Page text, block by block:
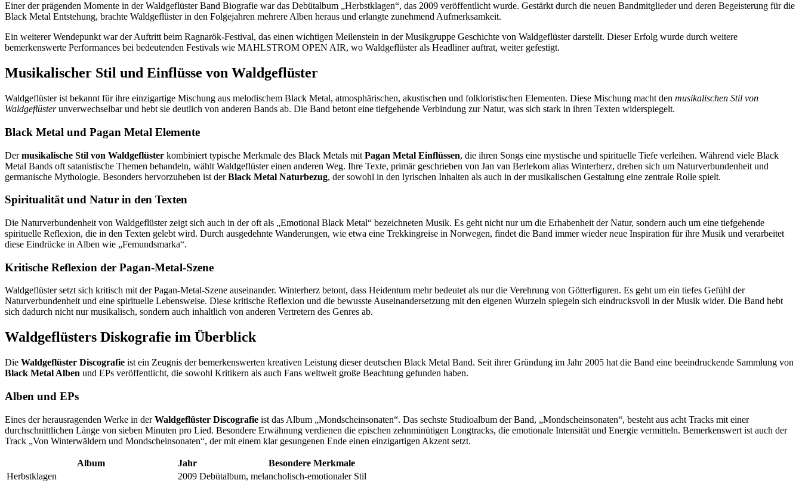
Einer der prägenden Momente in der Waldgeflüster Band Biografie war das Debütalbum „Herbstklagen“, das 2009 veröffentlicht wurde. Gestärkt durch die neuen Bandmitglieder und deren Begeisterung für die
Black Metal Entstehung, brachte Waldgeflüster in den Folgejahren mehrere Alben heraus und erlangte zunehmend Aufmerksamkeit.
Ein weiterer Wendepunkt war der Auftritt beim Ragnarök-Festival, das einen wichtigen Meilenstein in der Musikgruppe Geschichte von Waldgeflüster darstellt. Dieser Erfolg wurde durch weitere
bemerkenswerte Performances bei bedeutenden Festivals wie MAHLSTROM OPEN AIR, wo Waldgeflüster als Headliner auftrat, weiter gefestigt.
Musikalischer Stil und Einflüsse von Waldgeflüster
Waldgeflüster ist bekannt für ihre einzigartige Mischung aus melodischem Black Metal, atmosphärischen, akustischen und folkloristischen Elementen. Diese Mischung macht den musikalischen Stil von
Waldgeflüsterunverwechselbar und hebt sie deutlich von anderen Bands ab. Die Band betont eine tiefgehende Verbindung zur Natur, was sich stark in ihren Texten widerspiegelt.
Black Metal und Pagan Metal Elemente
Dermusikalische Stil von Waldgeflüster kombiniert typische Merkmale des Black Metals mit Pagan Metal Einflüssen, die ihren Songs eine mystische und spirituelle Tiefe verleihen. Während viele Black
Metal Bands oft satanistische Themen behandeln, wählt Waldgeflüster einen anderen Weg. Ihre Texte, primär geschrieben von Jan van Berlekom alias Winterherz, drehen sich um Naturverbundenheit und
germanische Mythologie. Besonders hervorzuheben ist derBlack Metal Naturbezug, der sowohl in den lyrischen Inhalten als auch in der musikalischen Gestaltung eine zentrale Rolle spielt.
Spiritualität und Natur in den Texten
Die Naturverbundenheit von Waldgeflüster zeigt sich auch in der oft als „Emotional Black Metal“ bezeichneten Musik. Es geht nicht nur um die Erhabenheit der Natur, sondern auch um eine tiefgehende
spirituelle Reflexion, die in den Texten gelebt wird. Durch ausgedehnte Wanderungen, wie etwa eine Trekkingreise in Norwegen, findet die Band immer wieder neue Inspiration für ihre Musik und verarbeitet
diese Eindrücke in Alben wie „Femundsmarka“.
Kritische Reflexion der Pagan-Metal-Szene
Waldgeflüster setzt sich kritisch mit der Pagan-Metal-Szene auseinander. Winterherz betont, dass Heidentum mehr bedeutet als nur die Verehrung von Götterfiguren. Es geht um ein tiefes Gefühl der
Naturverbundenheit und eine spirituelle Lebensweise. Diese kritische Reflexion und die bewusste Auseinandersetzung mit den eigenen Wurzeln spiegeln sich eindrucksvoll in der Musik wider. Die Band hebt
sich dadurch nicht nur musikalisch, sondern auch inhaltlich von anderen Vertretern des Genres ab.
Waldgeflüsters Diskografie im Überblick
Die Waldgeflüster Discografie ist ein Zeugnis der bemerkenswerten kreativen Leistung dieser deutschen Black Metal Band. Seit ihrer Gründung im Jahr 2005 hat die Band eine beeindruckende Sammlung von
Black Metal Alben und EPs veröffentlicht, die sowohl Kritikern als auch Fans weltweit große Beachtung gefunden haben.
Alben und EPs
Eines der herausragenden Werke in derWaldgeflüster Discografie ist das Album „Mondscheinsonaten“. Das sechste Studioalbum der Band, „Mondscheinsonaten“, besteht aus acht Tracks mit einer
durchschnittlichen Länge von sieben Minuten pro Lied. Besondere Erwähnung verdienen die epischen zehnminütigen Longtracks, die emotionale Intensität und Energie vermitteln. Bemerkenswert ist auch der
Track „Von Winterwäldern und Mondscheinsonaten“, der mit einem klar gesungenen Ende einen einzigartigen Akzent setzt.
Album Jahr
Besondere Merkmale
Herbstklagen
2009 Debütalbum, melancholisch-emotionaler Stil